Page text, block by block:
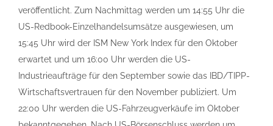
veröffentlicht. Zum Nachmittag werden um 14:55 Uhr die
US-Redbook-Einzelhandelsumsätze ausgewiesen, um
15:45 Uhr wird der ISM New York Index für den Oktober
erwartet und um 16:00 Uhr werden die US-
Industrieaufträge für den September sowie das IBD/TIPP-
Wirtschaftsvertrauen für den November publiziert. Um
22:00 Uhr werden die US-Fahrzeugverkäufe im Oktober